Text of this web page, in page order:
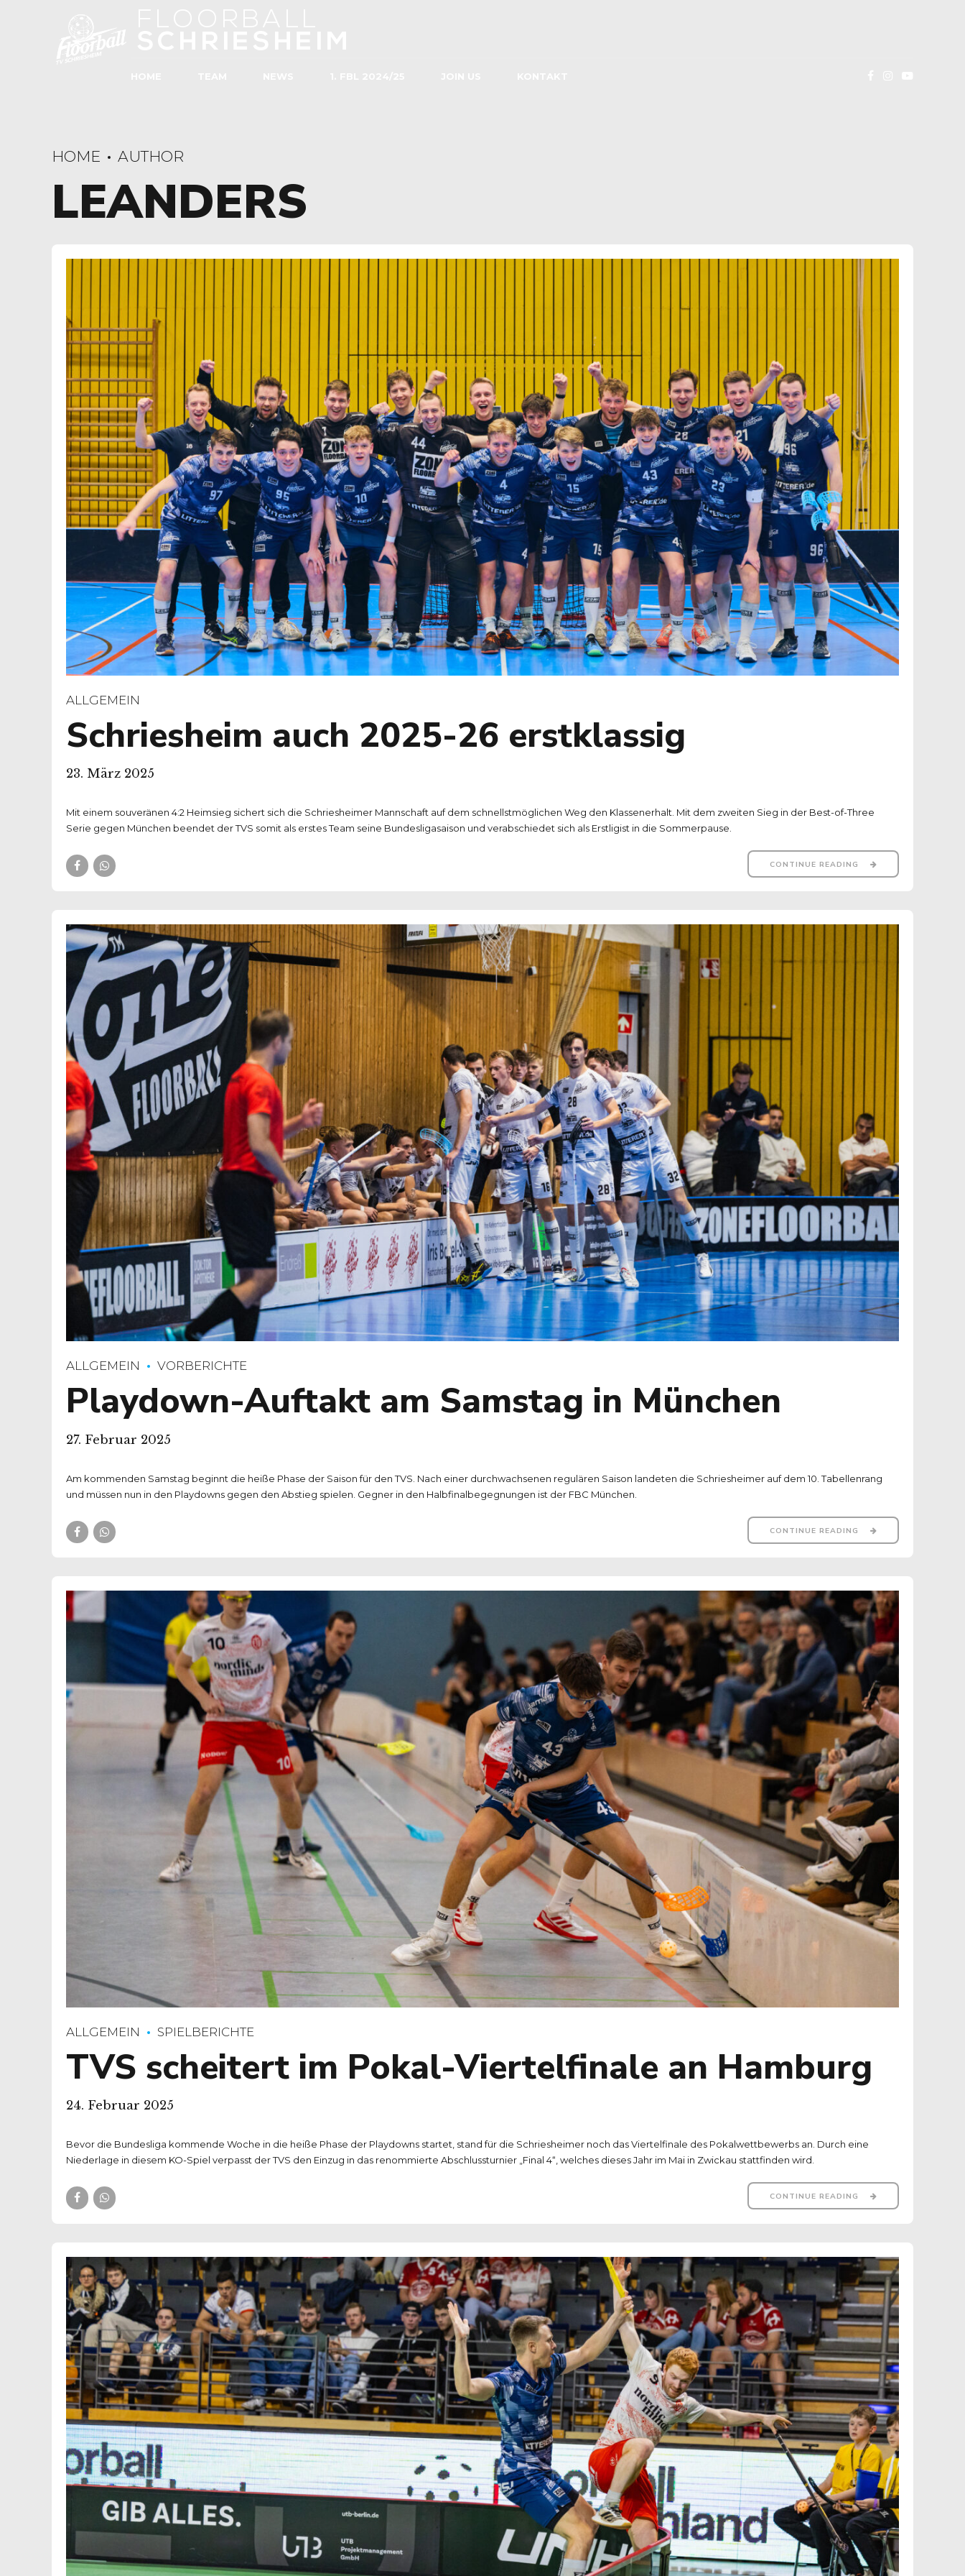
HOME AUTHOR
LEANDERS
ALLGEMEIN
Schriesheim auch 2025-26 erstklassig
23. März 2025
Mit einem souveränen 4:2 Heimsieg sichert sich die Schriesheimer Mannschaft auf dem schnellstmöglichen Weg den Klassenerhalt. Mit dem zweiten Sieg in der Best-of-Three
Serie gegen München beendet der TVS somit als erstes Team seine Bundesligasaison und verabschiedet sich als Erstligist in die Sommerpause.
CONTINUE READING
ALLGEMEIN VORBERICHTE
Playdown-Auftakt am Samstag in München
27. Februar 2025
Am kommenden Samstag beginnt die heiße Phase der Saison für den TVS. Nach einer durchwachsenen regulären Saison landeten die Schriesheimer auf dem 10. Tabellenrang
und müssen nun in den Playdowns gegen den Abstieg spielen. Gegner in den Halbfinalbegegnungen ist der FBC München.
CONTINUE READING
ALLGEMEIN SPIELBERICHTE
TVS scheitert im Pokal-Viertelfinale an Hamburg
24. Februar 2025
Bevor die Bundesliga kommende Woche in die heiße Phase der Playdowns startet, stand für die Schriesheimer noch das Viertelfinale des Pokalwettbewerbs an. Durch eine
Niederlage in diesem KO-Spiel verpasst der TVS den Einzug in das renommierte Abschlussturnier „Final 4“, welches dieses Jahr im Mai in Zwickau stattfinden wird.
CONTINUE READING